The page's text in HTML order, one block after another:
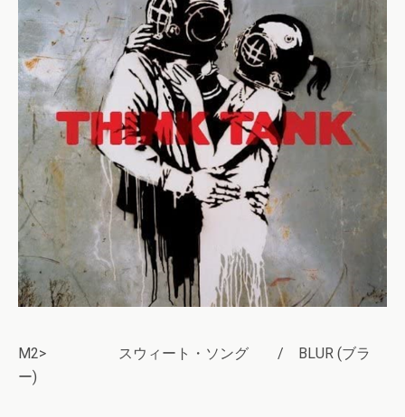
M2> スウィート・ソング / BLUR (ブラ
ー)